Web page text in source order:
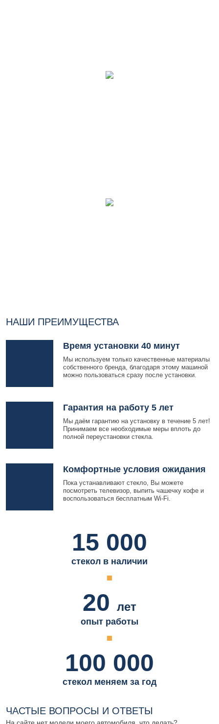
НАШИ ПРЕИМУЩЕСТВА
Время установки 40 минут
Мы используем только качественные материалы
собственного бренда, благодаря этому машиной
можно пользоваться сразу после установки.
Гарантия на работу 5 лет
Мы даём гарантию на установку в течение 5 лет!
Принимаем все необходимые меры вплоть до
полной переустановки стекла.
Комфортные условия ожидания
Пока устанавливают стекло, Вы можете
посмотреть телевизор, выпить чашечку кофе и
воспользоваться бесплатным Wi-Fi.
15 000
стекол в наличии
20 лет
опыт работы
100 000
стекол меняем за год
ЧАСТЫЕ ВОПРОСЫ И ОТВЕТЫ